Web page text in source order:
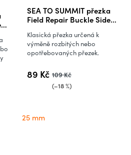
SEA TO SUMMIT přezka
Field Repair Buckle Side
Průměrné
hodnocení
produktu
je
1,0
5
89 Kč 109 Kč
(–18 %)
Klasická přezka určená k
výměně rozbitých nebo
opotřebovaných přezek.
25 mm